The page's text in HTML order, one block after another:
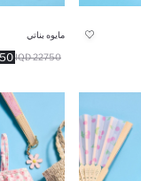
مايوه بناتي
22750 IQD